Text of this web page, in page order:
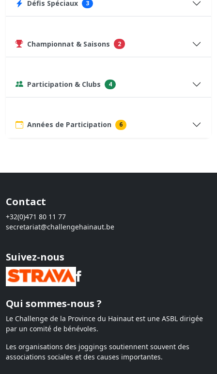
Défis Spéciaux 3
Championnat & Saisons 2
Participation & Clubs 4
Années de Participation 6
Contact
+32(0)471 80 11 77
secretariat@challengehainaut.be
Suivez-nous
Qui sommes-nous ?
Le Challenge de la Province du Hainaut est une ASBL dirigée
par un comité de bénévoles.
Les organisations des joggings soutiennent souvent des
associations sociales et des causes importantes.